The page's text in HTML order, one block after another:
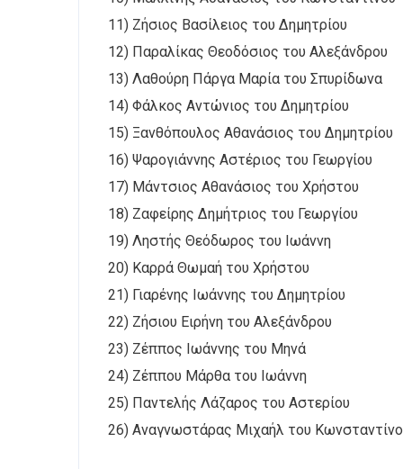
11) Ζήσιος Βασίλειος του Δημητρίου
12) Παραλίκας Θεοδόσιος του Αλεξάνδρου
13) Λαθούρη Πάργα Μαρία του Σπυρίδωνα
14) Φάλκος Αντώνιος του Δημητρίου
15) Ξανθόπουλος Αθανάσιος του Δημητρίου
16) Ψαρογιάννης Αστέριος του Γεωργίου
17) Μάντσιος Αθανάσιος του Χρήστου
18) Ζαφείρης Δημήτριος του Γεωργίου
19) Ληστής Θεόδωρος του Ιωάννη
20) Καρρά Θωμαή του Χρήστου
21) Γιαρένης Ιωάννης του Δημητρίου
22) Ζήσιου Ειρήνη του Αλεξάνδρου
23) Ζέππος Ιωάννης του Μηνά
24) Ζέππου Μάρθα του Ιωάννη
25) Παντελής Λάζαρος του Αστερίου
26) Αναγνωστάρας Μιχαήλ του